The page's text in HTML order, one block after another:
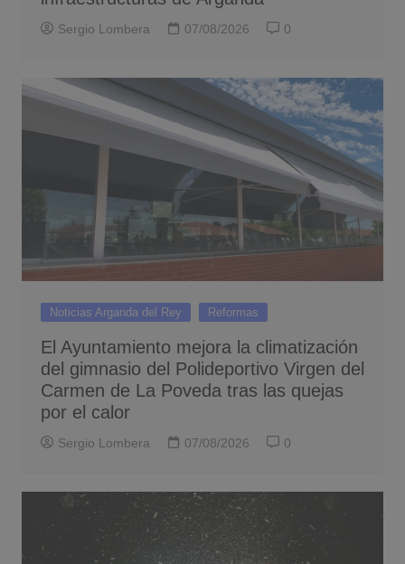
Sergio Lombera 07/08/2026 0
Noticias Arganda del Rey Reformas
El Ayuntamiento mejora la climatización
del gimnasio del Polideportivo Virgen del
Carmen de La Poveda tras las quejas
por el calor
Sergio Lombera 07/08/2026 0